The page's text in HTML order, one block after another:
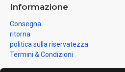
Informazione
Consegna
ritorna
politica sulla riservatezza
Termini & Condizioni